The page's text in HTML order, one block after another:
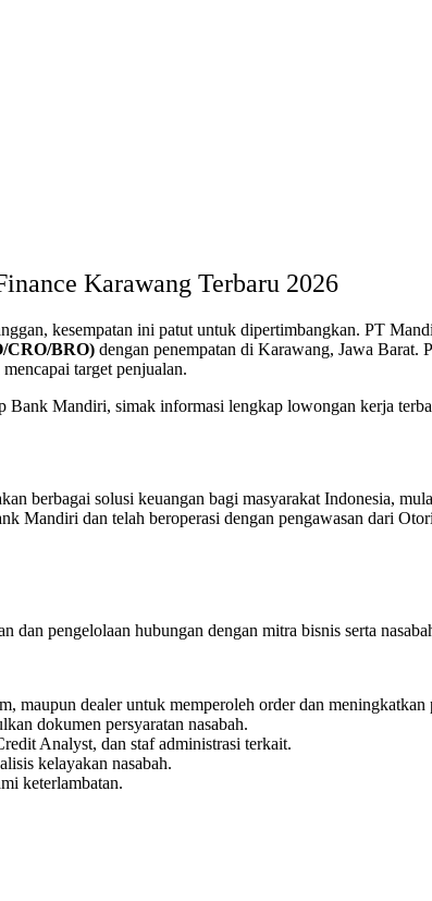
Karawang Terbaru 2026
kesempatan ini patut untuk dipertimbangkan. PT
CRO/BRO) dengan penempatan di Karawang, Jawa Barat.
target penjualan.
Bank Mandiri, simak informasi lengkap lowongan kerja
berbagai solusi keuangan bagi masyarakat Indonesia,
Mandiri dan telah beroperasi dengan pengawasan dari
pengelolaan hubungan dengan mitra bisnis serta
maupun dealer untuk memperoleh order dan
dokumen persyaratan nasabah.
Analyst, dan staf administrasi terkait.
kelayakan nasabah.
keterlambatan.